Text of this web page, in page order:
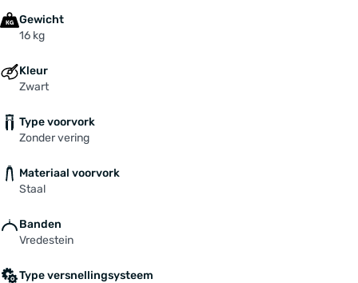
Gewicht
16 kg
Kleur
Zwart
Type voorvork
Zonder vering
Materiaal voorvork
Staal
Banden
Vredestein
Type versnellingsysteem